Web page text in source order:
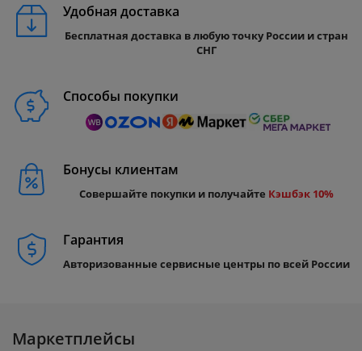
Удобная доставка
Бесплатная доставка в любую точку России и стран
СНГ
Способы покупки
Бонусы клиентам
Совершайте покупки и получайте Кэшбэк 10%
Гарантия
Авторизованные сервисные центры по всей России
Маркетплейсы